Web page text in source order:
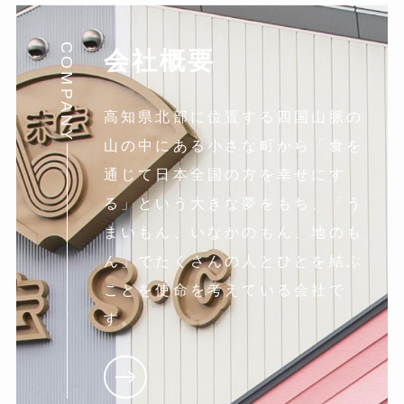
COMPANY 会社概要
高知県北部に位置する四国山脈の
山の中にある小さな町から「食を
通じて日本全国の方を幸せにす
る」という大きな夢をもち、「う
まいもん、いなかのもん、地のも
ん」でたくさんの人とひとを結ぶ
ことを使命を考えている会社で
す。